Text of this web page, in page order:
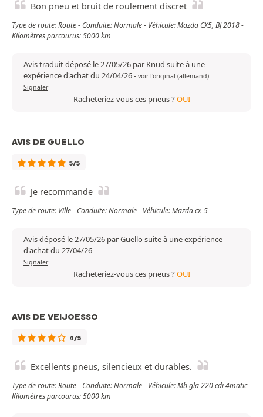
Bon pneu et bruit de roulement discret
Type de route: Route - Conduite: Normale - Véhicule: Mazda CX5, BJ 2018 -
Kilomètres parcourus: 5000 km
Avis traduit déposé le 27/05/26 par Knud suite à une
expérience d'achat du 24/04/26- voir l'original (allemand)
Signaler
Racheteriez-vous ces pneus ?OUI
AVIS DE GUELLO
5/5
Je recommande
Type de route: Ville - Conduite: Normale - Véhicule: Mazda cx-5
Avis déposé le 27/05/26 par Guello suite à une expérience
d'achat du 27/04/26
Signaler
Racheteriez-vous ces pneus ?OUI
AVIS DE VEIJOESSO
4/5
Excellents pneus, silencieux et durables.
Type de route: Route - Conduite: Normale - Véhicule: Mb gla 220 cdi 4matic -
Kilomètres parcourus: 5000 km